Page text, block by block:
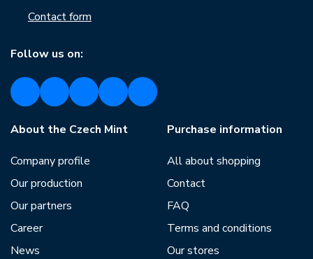
Contact form
Follow us on:
About the Czech Mint
Company profile
Our production
Our partners
Career
News
Purchase information
All about shopping
Contact
FAQ
Terms and conditions
Our stores